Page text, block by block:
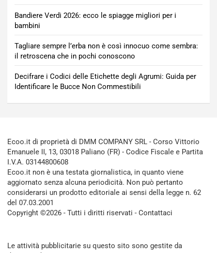
Bandiere Verdi 2026: ecco le spiagge migliori per i
bambini
Tagliare sempre l’erba non è così innocuo come sembra:
il retroscena che in pochi conoscono
Decifrare i Codici delle Etichette degli Agrumi: Guida per
Identificare le Bucce Non Commestibili
Ecoo.it di proprietà di DMM COMPANY SRL - Corso Vittorio
Emanuele II, 13, 03018 Paliano (FR) - Codice Fiscale e Partita
I.V.A. 03144800608
Ecoo.it non è una testata giornalistica, in quanto viene
aggiornato senza alcuna periodicità. Non può pertanto
considerarsi un prodotto editoriale ai sensi della legge n. 62
del 07.03.2001
Copyright ©2026 - Tutti i diritti riservati - Contattaci
Le attività pubblicitarie su questo sito sono gestite da